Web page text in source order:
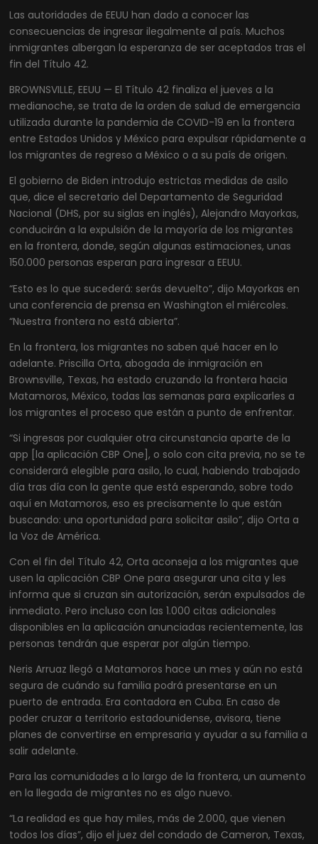
Las autoridades de EEUU han dado a conocer las
consecuencias de ingresar ilegalmente al país. Muchos
inmigrantes albergan la esperanza de ser aceptados tras el
fin del Título 42.
BROWNSVILLE, EEUU — El Título 42 finaliza el jueves a la
medianoche, se trata de la orden de salud de emergencia
utilizada durante la pandemia de COVID-19 en la frontera
entre Estados Unidos y México para expulsar rápidamente a
los migrantes de regreso a México o a su país de origen.
El gobierno de Biden introdujo estrictas medidas de asilo
que, dice el secretario del Departamento de Seguridad
Nacional (DHS, por su siglas en inglés), Alejandro Mayorkas,
conducirán a la expulsión de la mayoría de los migrantes
en la frontera, donde, según algunas estimaciones, unas
150.000 personas esperan para ingresar a EEUU.
“Esto es lo que sucederá: serás devuelto”, dijo Mayorkas en
una conferencia de prensa en Washington el miércoles.
“Nuestra frontera no está abierta”.
En la frontera, los migrantes no saben qué hacer en lo
adelante. Priscilla Orta, abogada de inmigración en
Brownsville, Texas, ha estado cruzando la frontera hacia
Matamoros, México, todas las semanas para explicarles a
los migrantes el proceso que están a punto de enfrentar.
“Si ingresas por cualquier otra circunstancia aparte de la
app [la aplicación CBP One], o solo con cita previa, no se te
considerará elegible para asilo, lo cual, habiendo trabajado
día tras día con la gente que está esperando, sobre todo
aquí en Matamoros, eso es precisamente lo que están
buscando: una oportunidad para solicitar asilo”, dijo Orta a
la Voz de América.
Con el fin del Título 42, Orta aconseja a los migrantes que
usen la aplicación CBP One para asegurar una cita y les
informa que si cruzan sin autorización, serán expulsados de
inmediato. Pero incluso con las 1.000 citas adicionales
disponibles en la aplicación anunciadas recientemente, las
personas tendrán que esperar por algún tiempo.
Neris Arruaz llegó a Matamoros hace un mes y aún no está
segura de cuándo su familia podrá presentarse en un
puerto de entrada. Era contadora en Cuba. En caso de
poder cruzar a territorio estadounidense, avisora, tiene
planes de convertirse en empresaria y ayudar a su familia a
salir adelante.
Para las comunidades a lo largo de la frontera, un aumento
en la llegada de migrantes no es algo nuevo.
“La realidad es que hay miles, más de 2.000, que vienen
todos los días”, dijo el juez del condado de Cameron, Texas,